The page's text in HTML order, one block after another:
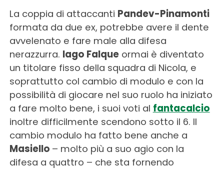
La coppia di attaccanti Pandev-Pinamonti
formata da due ex, potrebbe avere il dente
avvelenato e fare male alla difesa
nerazzurra. Iago Falqueormai è diventato
un titolare fisso della squadra di Nicola, e
soprattutto col cambio di modulo e con la
possibilità di giocare nel suo ruolo ha iniziato
a fare molto bene, i suoi voti al fantacalcio
inoltre difficilmente scendono sotto il 6. Il
cambio modulo ha fatto bene anche a
Masiello – molto più a suo agio con la
difesa a quattro – che sta fornendo